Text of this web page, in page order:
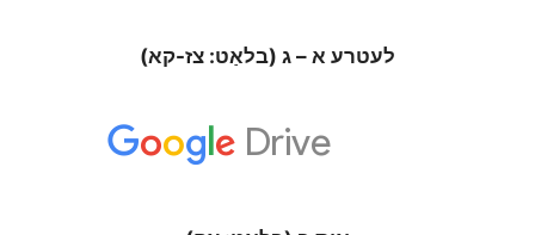
לעטרע א – ג (בלאַט: צז-קא)